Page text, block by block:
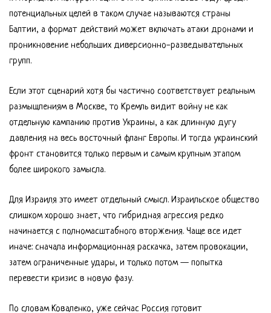
потенциальных целей в таком случае называются страны
Балтии, а формат действий может включать атаки дронами и
проникновение небольших диверсионно-разведывательных
групп.
Если этот сценарий хотя бы частично соответствует реальным
размышлениям в Москве, то Кремль видит войну не как
отдельную кампанию против Украины, а как длинную дугу
давления на весь восточный фланг Европы. И тогда украинский
фронт становится только первым и самым крупным этапом
более широкого замысла.
Для Израиля это имеет отдельный смысл. Израильское общество
слишком хорошо знает, что гибридная агрессия редко
начинается с полномасштабного вторжения. Чаще все идет
иначе: сначала информационная раскачка, затем провокации,
затем ограниченные удары, и только потом — попытка
перевести кризис в новую фазу.
По словам Коваленко, уже сейчас Россия готовит